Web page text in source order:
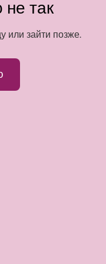
так
или зайти позже.